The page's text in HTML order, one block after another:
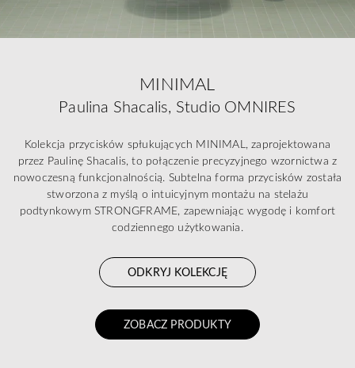
MINIMAL
Paulina Shacalis, Studio OMNIRES
Kolekcja przycisków spłukujących MINIMAL, zaprojektowana
przez Paulinę Shacalis, to połączenie precyzyjnego wzornictwa z
nowoczesną funkcjonalnością. Subtelna forma przycisków została
stworzona z myślą o intuicyjnym montażu na stelażu
podtynkowym STRONGFRAME, zapewniając wygodę i komfort
codziennego użytkowania.
ODKRYJ KOLEKCJĘ
ZOBACZ PRODUKTY